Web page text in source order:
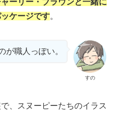
ケージです。
すの
が職人っぽい。
、スヌーピーたちのイラス